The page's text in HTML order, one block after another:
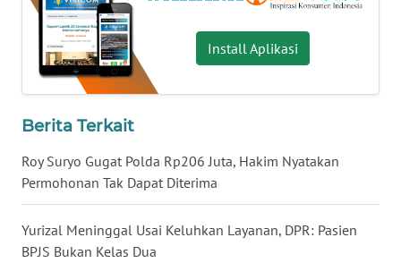
Install Aplikasi
Berita Terkait
Roy Suryo Gugat Polda Rp206 Juta, Hakim Nyatakan
Permohonan Tak Dapat Diterima
Yurizal Meninggal Usai Keluhkan Layanan, DPR: Pasien
BPJS Bukan Kelas Dua
WN
NTB
WN
WN
SULBAR
WN
BABEL